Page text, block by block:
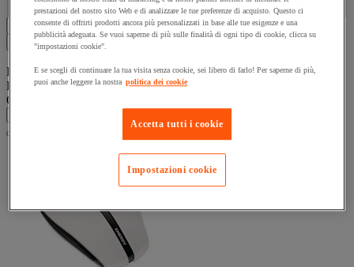
Mostra tutti 5 prodotti
Filtri5
Elenco prodotti
Prodotti:( 1 - 5 )
Ordina per
prestazioni del nostro sito Web e di analizzare le tue preferenze di acquisto. Questo ci
consente di offrirti prodotti ancora più personalizzati in base alle tue esigenze e una
pubblicità adeguata. Se vuoi saperne di più sulle finalità di ogni tipo di cookie, clicca su
"impostazioni cookie".
E se scegli di continuare la tua visita senza cookie, sei libero di farlo! Per saperne di più,
puoi anche leggere la nostra politica dei cookie
Accetta tutti i cookie
Impostazioni cookie